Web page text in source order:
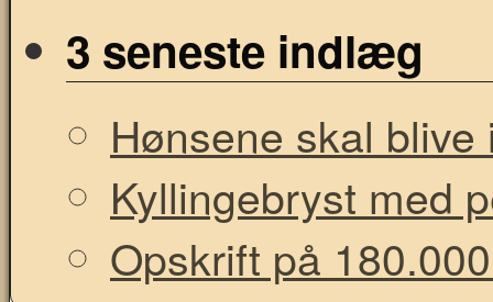
3 seneste indlæg
Hønsene skal
Kyllingebryst med
Opskrift på